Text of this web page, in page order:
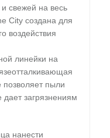
свежей на весь
City создана для
воздействия
линейки на
позволяет пыли
дает загрязнениям
нанести